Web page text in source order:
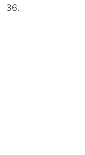
36.